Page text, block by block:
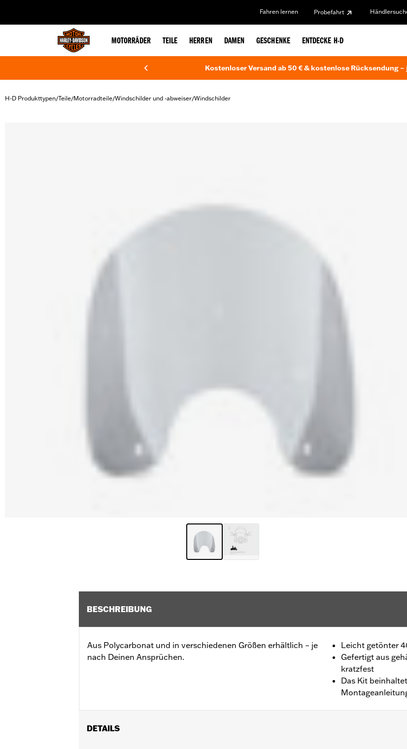
Fahren lernen Probefahrt
MOTORRÄDER TEILE HERREN DAMEN GESCHENKE ENTDECKE H-D
Kostenloser Versand ab 50 € & kostenlose Rücksendung –
H-D Produkttypen/Teile/Motorradteile/Windschilder und -abweiser/Windschilder
BESCHREIBUNG
Aus Polycarbonat und in verschiedenen Größen erhältlich – je
nach Deinen Ansprüchen.
Leicht getönter
Gefertigt aus
kratzfest
Das Kit
DETAILS